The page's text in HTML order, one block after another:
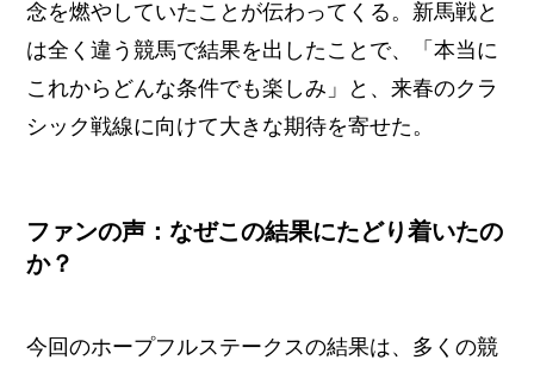
念を燃やしていたことが伝わってくる。新馬戦と
は全く違う競馬で結果を出したことで、「本当に
これからどんな条件でも楽しみ」と、来春のクラ
シック戦線に向けて大きな期待を寄せた。
ファンの声：なぜこの結果にたどり着いたの
か？
今回のホープフルステークスの結果は、多くの競